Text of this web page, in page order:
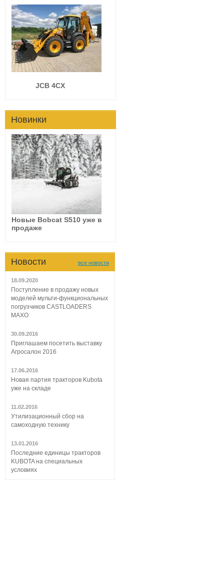
JCB 4CX
Новинки
Новые Bobcat S510 уже в
продаже
Новости все новости
18.09.2020
Поступление в продажу новых
моделей мульти-функциональных
погрузчиков CASTLOADERS
МАХО
30.09.2016
Приглашаем посетить выставку
Агросалон 2016
17.06.2016
Новая партия тракторов Kubota
уже на складе
11.02.2016
Утилизационный сбор на
самоходную технику
13.01.2016
Последние единицы тракторов
KUBOTA на специальных
условиях